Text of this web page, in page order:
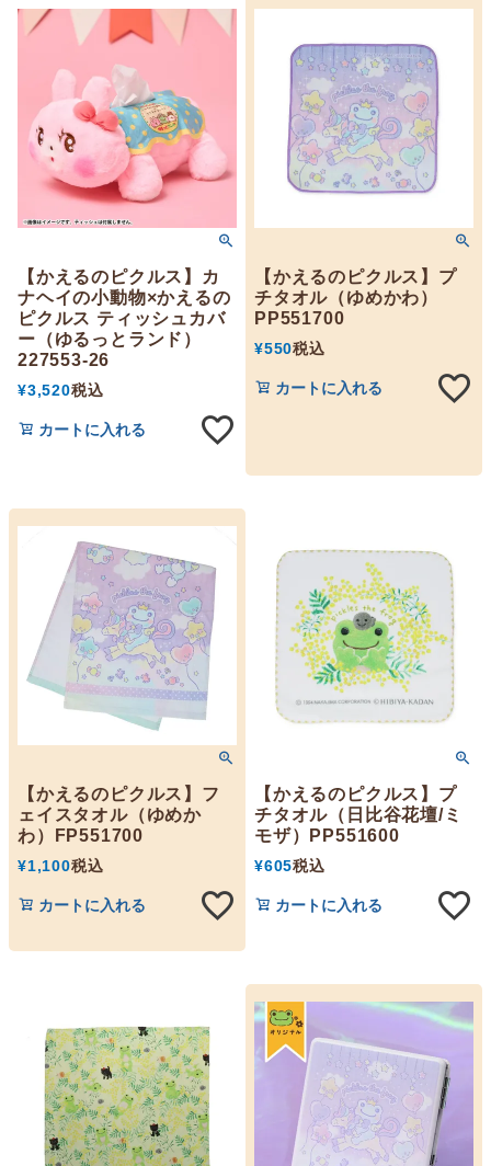
【かえるのピクルス】カ
ナヘイの小動物×かえるの
ピクルス ティッシュカバ
ー（ゆるっとランド）
227553-26
¥3,520税込
カートに入れる
【かえるのピクルス】プ
チタオル（ゆめかわ）
PP551700
¥550税込
カートに入れる
【かえるのピクルス】フ
ェイスタオル（ゆめか
わ）FP551700
¥1,100税込
カートに入れる
【かえるのピクルス】プ
チタオル（日比谷花壇/ミ
モザ）PP551600
¥605税込
カートに入れる